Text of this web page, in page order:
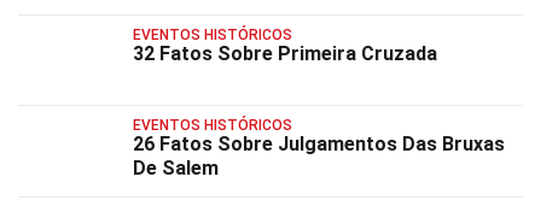
EVENTOS HISTÓRICOS
32 Fatos Sobre Primeira Cruzada
EVENTOS HISTÓRICOS
26 Fatos Sobre Julgamentos Das Bruxas
De Salem